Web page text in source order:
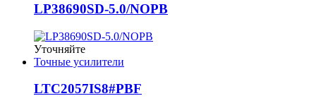
LP38690SD-5.0/NOPB
Уточняйте
Точные усилители
LTC2057IS8#PBF